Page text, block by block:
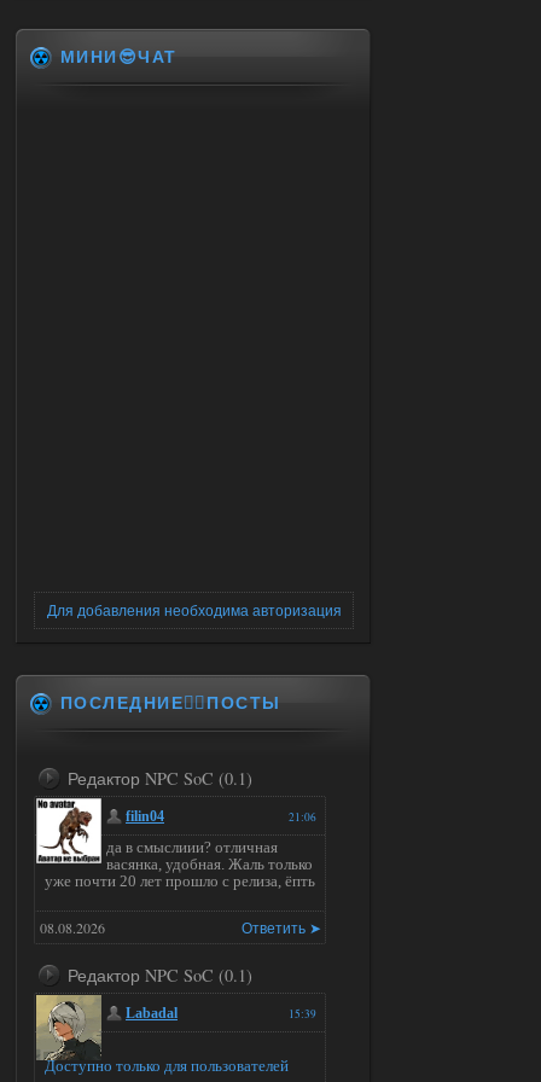
МИНИ😎ЧАТ
Для добавления необходима авторизация
ПОСЛЕДНИЕ✍🏻ПОСТЫ
Редактор NPC SoC (0.1)
21:06
filin04
да в смыслиии? отличная
васянка, удобная. Жаль только
уже почти 20 лет прошло с релиза, ёпть
Ответить ➤
08.08.2026
Редактор NPC SoC (0.1)
15:39
Labadal
Доступно только для пользователей